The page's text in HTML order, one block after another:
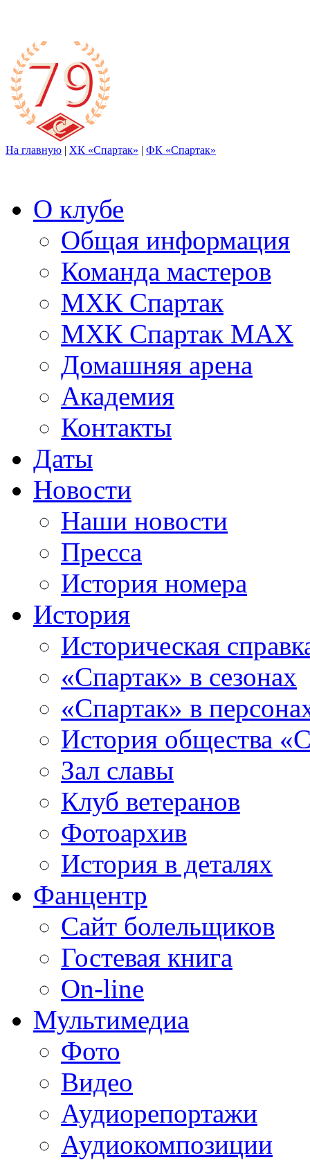
На главную | ХК «Спартак» | ФК «Спартак»
О клубе
Общая информация
Команда мастеров
МХК Спартак
МХК Спартак МАХ
Домашняя арена
Академия
Контакты
Даты
Новости
Наши новости
Пресса
История номера
История
Историческая
«Спартак» в сезонах
«Спартак» в
История общества
Зал славы
Клуб ветеранов
Фотоархив
История в деталях
Фанцентр
Сайт болельщиков
Гостевая книга
On-line
Мультимедиа
Фото
Видео
Аудиорепортажи
Аудиокомпозиции